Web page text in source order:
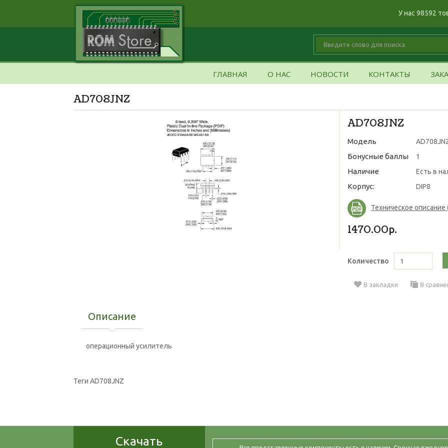
У нас 98592
ГЛАВНАЯ О НАС НОВОСТИ КОНТАКТЫ
AD708JNZ
AD708JNZ
Модель
Бонусные баллы 1
Наличие Есть в
Корпус: DIP8
Техническое описание
1470.00р.
Количество
В закладки В
Описание
операционный усилитель
Теги AD708JNZ
Скачать